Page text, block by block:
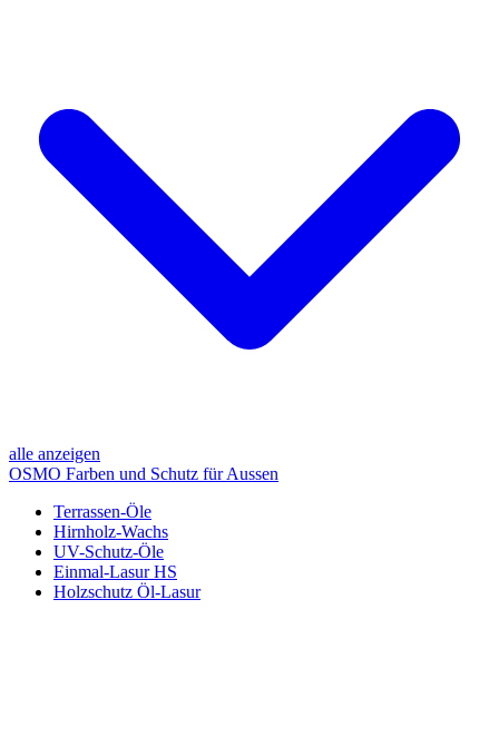
alle anzeigen
OSMO Farben und Schutz für Aussen
Terrassen-Öle
Hirnholz-Wachs
UV-Schutz-Öle
Einmal-Lasur HS
Holzschutz Öl-Lasur